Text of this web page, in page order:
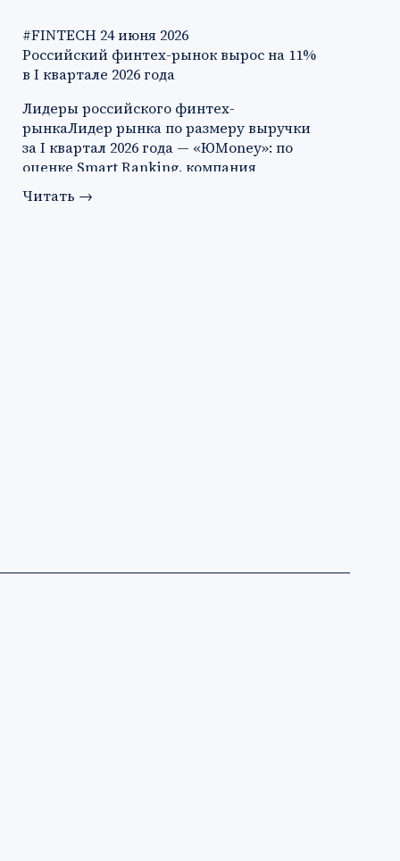
#FINTECH 24 июня 2026
Российский финтех-рынок вырос на 11%
в I квартале 2026 года
Лидеры российского финтех-
рынкаЛидер рынка по размеру выручки
за I квартал 2026 года — «ЮMoney»: по
оценке Smart Ranking, компания
заработа…
Читать →